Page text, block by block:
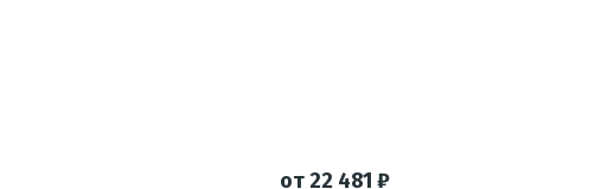
от 22 481 ₽